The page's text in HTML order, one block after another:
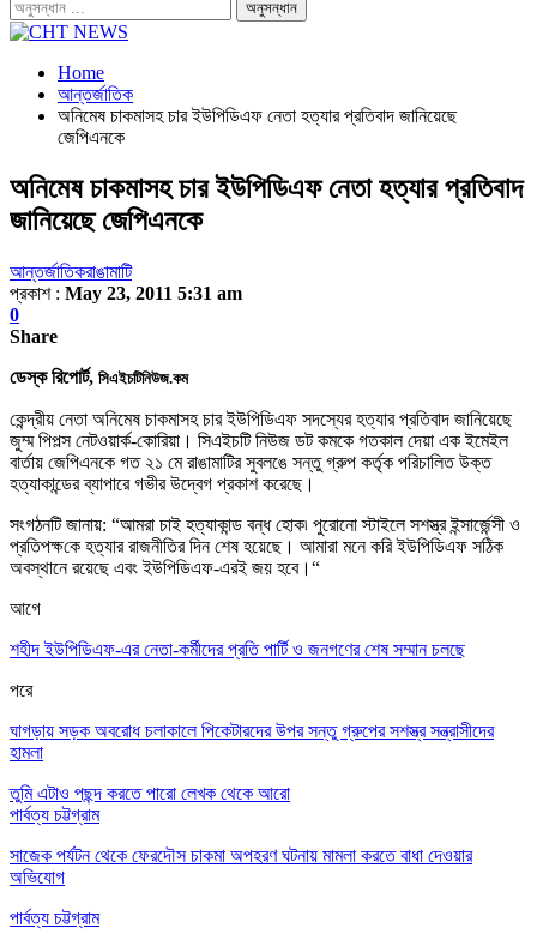
Home
আন্তর্জাতিক
অনিমেষ চাকমাসহ চার ইউপিডিএফ নেতা হত্যার প্রতিবাদ জানিয়েছে
জেপিএনকে
অনিমেষ চাকমাসহ চার ইউপিডিএফ নেতা হত্যার প্রতিবাদ
জানিয়েছে জেপিএনকে
আন্তর্জাতিকরাঙামাটি
প্রকাশ : May 23, 2011 5:31 am
0
Share
ডেস্ক রিপোর্ট, সিএইচটিনিউজ.কম
কেন্দ্রীয় নেতা অনিমেষ চাকমাসহ চার ইউপিডিএফ সদস্যের হত্যার প্রতিবাদ জানিয়েছে
জুম্ম পিপল্স নেটওয়ার্ক-কোরিয়া । সিএইচটি নিউজ ডট কমকে গতকাল দেয়া এক ইমেইল
বার্তায় জেপিএনকে গত ২১ মে রাঙামাটির সুবলঙে সন্তু গ্রুপ কর্তৃক পরিচালিত উক্ত
হত্যাকান্ডের ব্যাপারে গভীর উদ্বেগ প্রকাশ করেছে।
সংগঠনটি জানায়: “আমরা চাই হত্যাকান্ড বন্ধ হোক৷ পুরোনো স্টাইলে সশস্ত্র ইন্সার্জেন্সী ও
প্রতিপক্ষকে হত্যার রাজনীতির দিন শেষ হয়েছে। আমারা মনে করি ইউপিডিএফ সঠিক
অবস্থানে রয়েছে এবং ইউপিডিএফ-এরই জয় হবে। “
আগে
শহীদ ইউপিডিএফ-এর নেতা-কর্মীদের প্রতি পার্টি ও জনগণের শেষ সম্মান চলছে
পরে
ঘাগড়ায় সড়ক অবরোধ চলাকালে পিকেটারদের উপর সন্তু গ্রুপের সশস্ত্র সন্ত্রাসীদের
হামলা
তুমি এটাও পছন্দ করতে পারো লেখক থেকে আরো
পার্বত্য চট্টগ্রাম
সাজেক পর্যটন থেকে ফেরদৌস চাকমা অপহরণ ঘটনায় মামলা করতে বাধা দেওয়ার
অভিযোগ
পার্বত্য চট্টগ্রাম